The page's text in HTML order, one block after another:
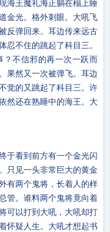
海王魔礼海正躺在榻上睡
金光。格外刺眼。大吼飞
反弹回来。耳边传来远古
忍不住的跳起了科目三。
不信邪的再一次一跃而
果然又一次被弹飞。耳边
觉的又跳起了科目三。许
然还在熟睡中的海王。大
于看到前方有一个金光闪
只见一头非常巨大的黄金
有两个鬼将，长着人的样
管。谁料两个鬼将竟向着
可以打到大吼，大吼却打
怀疑人生。大吼才想起书